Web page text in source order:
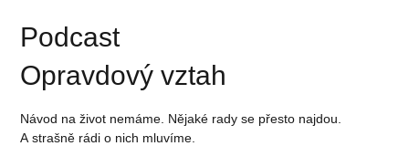
Podcast
Opravdový vztah
Návod na život nemáme. Nějaké rady se přesto najdou.
A strašně rádi o nich mluvíme.